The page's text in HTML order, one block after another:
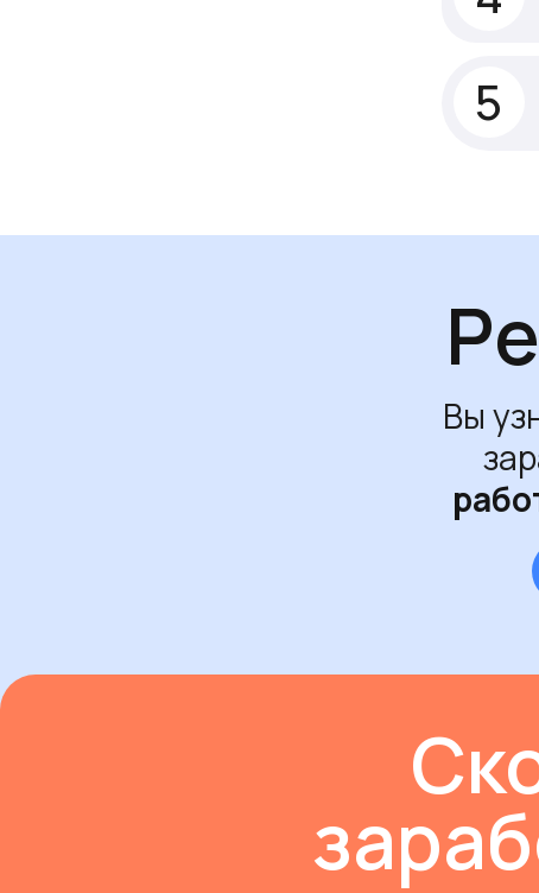
5
Вы